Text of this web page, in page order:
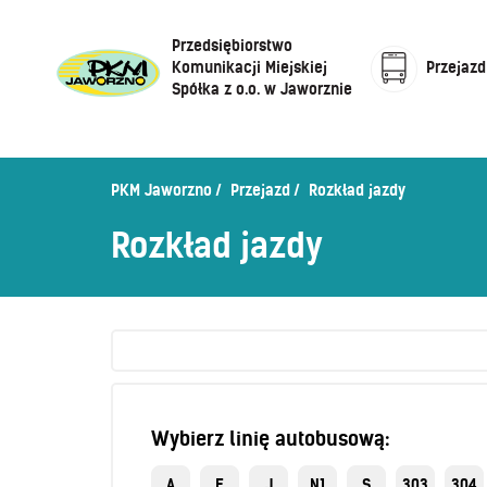
Przedsiębiorstwo
Komunikacji Miejskiej
Spółka z o.o. w Jaworznie
Przejazd
Rozkład jazdy
Zaplanuj podróż –
Sprzedaż biletów u kierowców
PKM Jaworzno Przejazd Rozkład jazdy
Rozkład jazdy
Wybierz linię autobusową: